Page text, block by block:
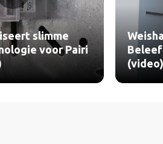
Weishaupt Belgium verwarmt
Beleefboerderij KOEkeloeren
(video)